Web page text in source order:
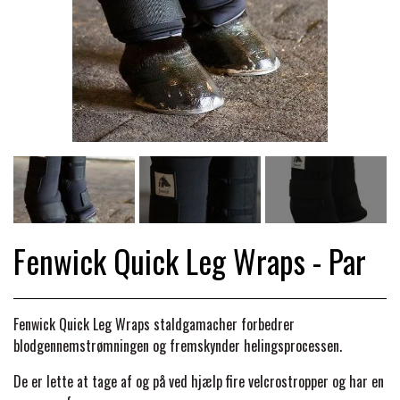
DÆKKENER & TILBEHØR
BANDAGER & BENBESKYTTELSE
PLEJE & STALD
TILSKUD & VITAMINER
LONGERING
PONY & SHETTY
JAKKER & VESTE
SKO & STØVLER
PISKE & SPORER
HJELME
SIKKERHEDSVESTE
HANDSKER
STRIGLEKASSER & STALDSKABE
SÅRPLEJE & STALDAPOTEK
SHAMPOO & SHINER
LÆDER & UDSTYRSPLEJE
KLIPPEMASKINER & STØVSUGERE
TRAV & GALOP
SEJRSDÆKKENER
TRAVUDSTYR MED NAVN
GRIMER & TRÆKTOV
SELER & TILBEHØR
HOVEDLAG & TILBEHØR
KRAFFT FODER
PREMIER EQUINE
PREMIER EQUINE REGN - &
PREMIER EQUINE VINTERDÆKKEN
PREMIER EQUINE STALDDÆKKEN
OUTLET
BRANDS
ANIMALINTEX®
Fenwick Quick Leg Wraps - Par
Fenwick Quick Leg Wraps staldgamacher forbedrer
blodgennemstrømningen og fremskynder helingsprocessen.
De er lette at tage af og på ved hjælp fire velcrostropper og har en